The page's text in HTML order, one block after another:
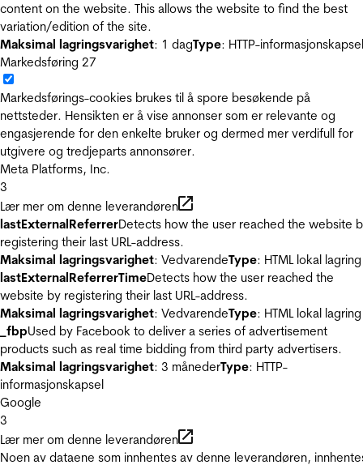
content on the website. This allows the website to find the best
variation/edition of the site.
Maksimal lagringsvarighet: 1 dagType: HTTP-informasjonskapsel
Markedsføring 27
Markedsførings-cookies brukes til å spore besøkende på
nettsteder. Hensikten er å vise annonser som er relevante og
engasjerende for den enkelte bruker og dermed mer verdifull for
utgivere og tredjeparts annonsører.
Meta Platforms, Inc.
3
Lær mer om denne leverandøren
lastExternalReferrerDetects how the user reached the website
registering their last URL-address.
Maksimal lagringsvarighet: VedvarendeType: HTML lokal lagring
lastExternalReferrerTimeDetects how the user reached the
website by registering their last URL-address.
Maksimal lagringsvarighet: VedvarendeType: HTML lokal lagring
_fbpUsed by Facebook to deliver a series of advertisement
products such as real time bidding from third party advertisers.
Maksimal lagringsvarighet: 3 månederType: HTTP-
informasjonskapsel
Google
3
Lær mer om denne leverandøren
Noen av dataene som innhentes av denne leverandøren,